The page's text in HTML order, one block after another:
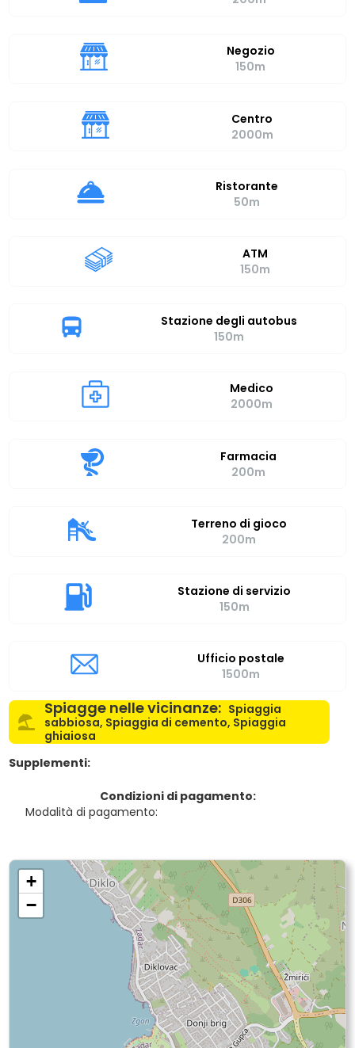
Negozio
150m
Centro
2000m
Ristorante
50m
ATM
150m
Stazione degli autobus
150m
Medico
2000m
Farmacia
200m
Terreno di gioco
200m
Stazione di servizio
150m
Ufficio postale
1500m
Spiagge nelle vicinanze: Spiaggia
sabbiosa, Spiaggia di cemento, Spiaggia
ghiaiosa
Supplementi:
Condizioni di pagamento:
Modalità di pagamento:
+
−